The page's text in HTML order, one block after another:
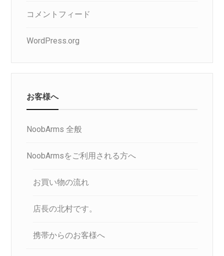
コメントフィード
WordPress.org
お客様へ
NoobArms 全般
NoobArmsをご利用される方へ
お買い物の流れ
店長の北村です。
携帯からのお客様へ